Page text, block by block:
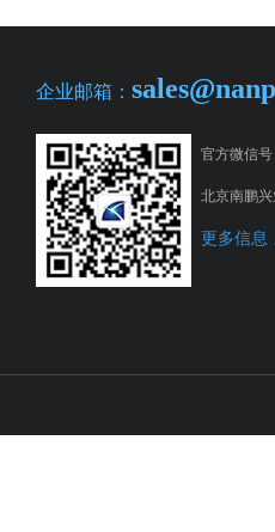
企业邮箱：
官方微信号
北京南鹏
更多信息